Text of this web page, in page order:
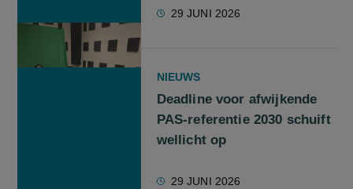
29 JUNI 2026
NIEUWS
Deadline voor afwijkende
PAS-referentie 2030 schuift
wellicht op
29 JUNI 2026